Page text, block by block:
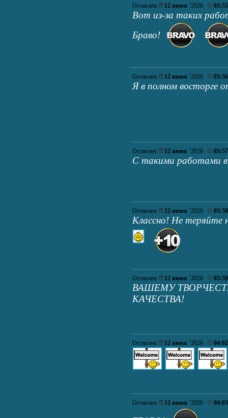
Оставлен: 12 июня ’2026 03:55
Вот из-за таких
Браво!
Оставлен: 12 июня ’2026 03:56
Я в полном восторге
Оставлен: 12 июня ’2026 03:57
С такими работами
Оставлен: 12 июня ’2026 03:58
Классно! Не теряйте
Оставлен: 12 июня ’2026 03:59
ВАШЕМУ
КАЧЕСТВА!
Оставлен: 12 июня ’2026 04:02
Оставлен: 12 июня ’2026 04:03